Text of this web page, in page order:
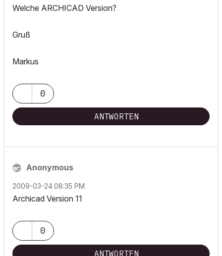
Welche ARCHICAD Version?
Gruß
Markus
0
ANTWORTEN
Anonymous
‎2009-03-2408:35 PM
Archicad Version 11
0
ANTWORTEN